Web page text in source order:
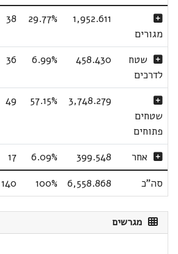
מגורים
1,952.611
29.77%
38
שטח
לדרכים
458.430
6.99%
36
שטחים
פתוחים
3,748.279
57.15%
49
אחר 399.548
6.09%
17
סה"כ
6,558.868
100%
140
מגרשים